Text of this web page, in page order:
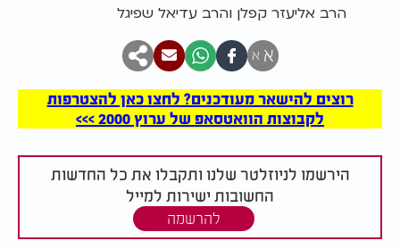
הרב אליעזר קפלן והרב עדיאל שפיגל
א א
רוצים להישאר מעודכנים? לחצו כאן להצטרפות
לקבוצות הוואטסאפ של ערוץ 2000 >>>
הירשמו לניוזלטר שלנו ותקבלו את כל החדשות
החשובות ישירות למייל
להרשמה